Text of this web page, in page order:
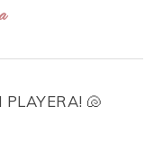
PLAYERA! 🐚